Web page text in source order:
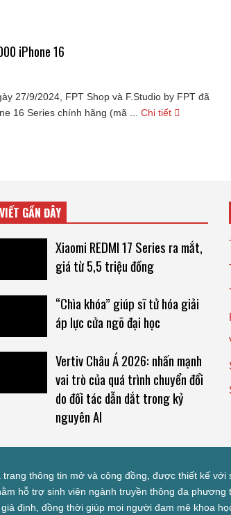
iPhone 16
27/9/2024, FPT Shop và F.Studio by FPT đã
16 Series chính hãng (mã ...
Chi tiết
GẦN ĐÂY
Xiaomi REDMI 17 Series ra mắt,
giá từ 5,5 triệu đồng
“Chìa khóa” giúp sĩ tử hóa giải
áp lực cửa ngõ đại học
Vertiv Châu Á 2026: nhấn mạnh
vai trò của quá trình chuyển đổi
do đối tác dẫn dắt trong kỷ
nguyên AI
trang thông tin mở và cộng đồng, được thiết kế với
hỗ trợ sinh viên ngành truyền thông đa phương
định, đồng thời giúp mọi người đam mê khoa